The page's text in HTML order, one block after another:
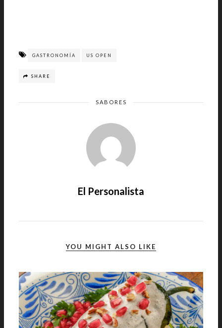
GASTRONOMÍA US OPEN
SHARE
SABORES
El Personalista
YOU MIGHT ALSO LIKE